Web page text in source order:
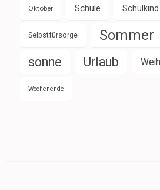
Oktober Schule Schulkind
Selbstfürsorge Sommer
sonne Urlaub
Wochenende